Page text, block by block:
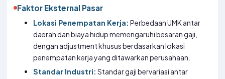
Faktor Eksternal Pasar
Lokasi Penempatan Kerja: Perbedaan UMK antar
daerah dan biaya hidup memengaruhi besaran gaji,
dengan adjustment khusus berdasarkan lokasi
penempatan kerja yang ditawarkan perusahaan.
Standar Industri: Standar gaji bervariasi antar